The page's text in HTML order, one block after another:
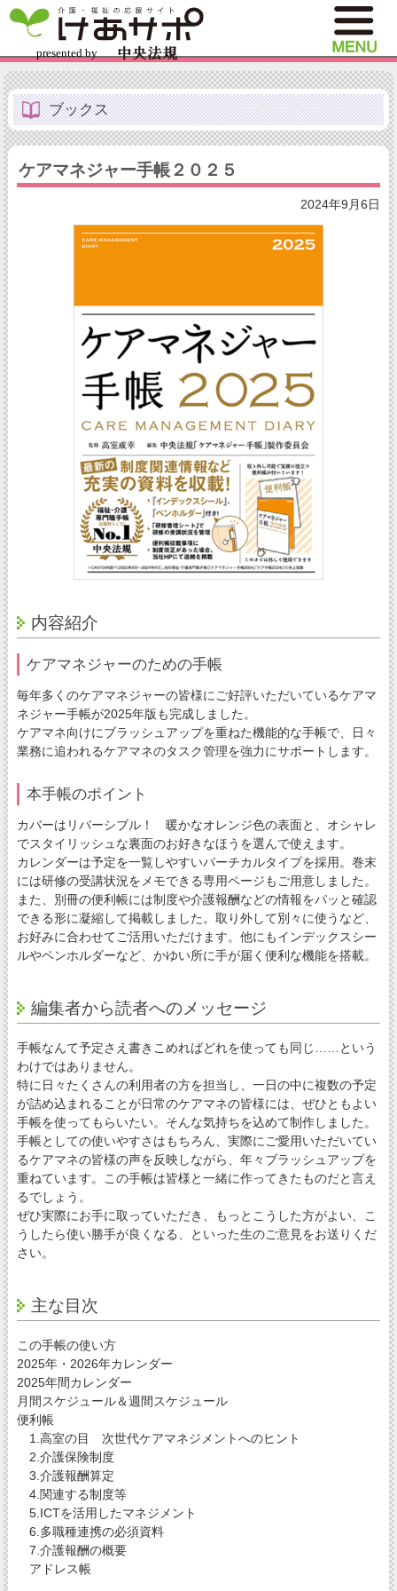
ブックス
ケアマネジャー手帳２０２５
2024年9月6日
内容紹介
ケアマネジャーのための手帳
毎年多くのケアマネジャーの皆様にご好評いただいているケアマ
ネジャー手帳が2025年版も完成しました。
ケアマネ向けにブラッシュアップを重ねた機能的な手帳で、日々
業務に追われるケアマネのタスク管理を強力にサポートします。
本手帳のポイント
カバーはリバーシブル！ 暖かなオレンジ色の表面と、オシャレ
でスタイリッシュな裏面のお好きなほうを選んで使えます。
カレンダーは予定を一覧しやすいバーチカルタイプを採用。巻末
には研修の受講状況をメモできる専用ページもご用意しました。
また、別冊の便利帳には制度や介護報酬などの情報をパッと確認
できる形に凝縮して掲載しました。取り外して別々に使うなど、
お好みに合わせてご活用いただけます。他にもインデックスシー
ルやペンホルダーなど、かゆい所に手が届く便利な機能を搭載。
編集者から読者へのメッセージ
手帳なんて予定さえ書きこめればどれを使っても同じ……という
わけではありません。
特に日々たくさんの利用者の方を担当し、一日の中に複数の予定
が詰め込まれることが日常のケアマネの皆様には、ぜひともよい
手帳を使ってもらいたい。そんな気持ちを込めて制作しました。
手帳としての使いやすさはもちろん、実際にご愛用いただいてい
るケアマネの皆様の声を反映しながら、年々ブラッシュアップを
重ねています。この手帳は皆様と一緒に作ってきたものだと言え
るでしょう。
ぜひ実際にお手に取っていただき、もっとこうした方がよい、こ
うしたら使い勝手が良くなる、といった生のご意見をお送りくだ
さい。
主な目次
この手帳の使い方
2025年・2026年カレンダー
2025年間カレンダー
月間スケジュール＆週間スケジュール
便利帳
1.高室の目 次世代ケアマネジメントへのヒント
2.介護保険制度
3.介護報酬算定
4.関連する制度等
5.ICTを活用したマネジメント
6.多職種連携の必須資料
7.介護報酬の概要
アドレス帳